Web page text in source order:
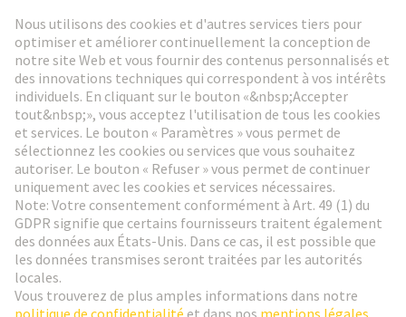
Aller à l'inscription
Social Media
France Français